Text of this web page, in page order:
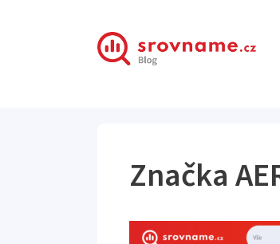
Značka